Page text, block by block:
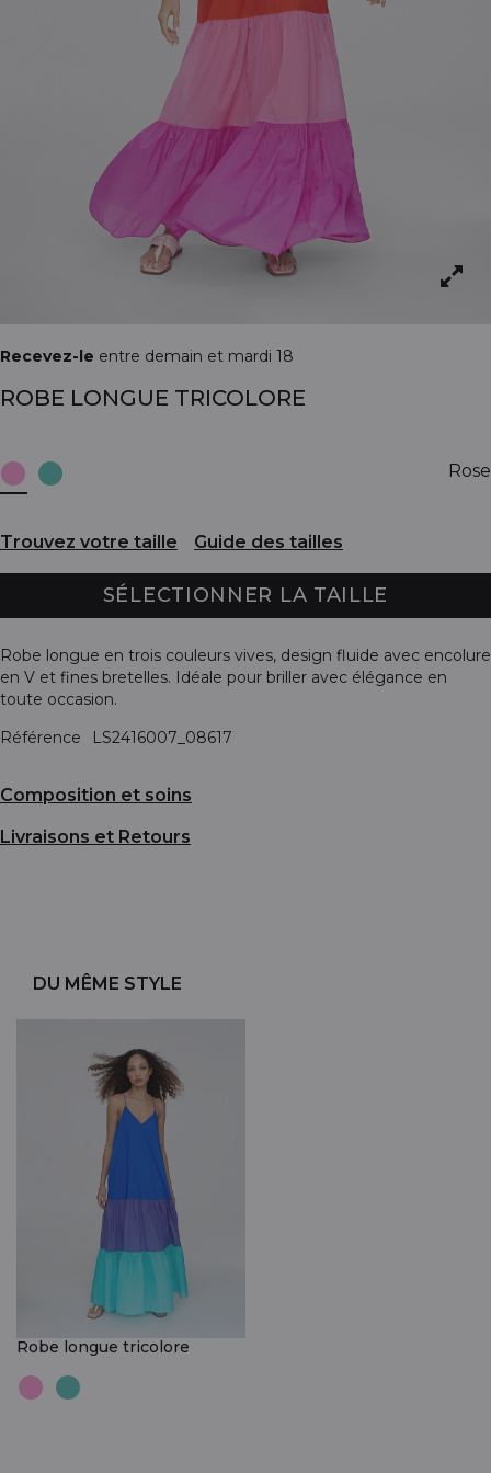
Recevez-le entre demain et mardi 18
ROBE LONGUE TRICOLORE
Rose
Trouvez votre taille Guide des tailles
SÉLECTIONNER LA TAILLE
Robe longue en trois couleurs vives, design fluide avec encolure
en V et fines bretelles. Idéale pour briller avec élégance en
toute occasion.
Référence
LS2416007_08617
Composition et soins
Livraisons et Retours
DU MÊME STYLE
Robe longue tricolore